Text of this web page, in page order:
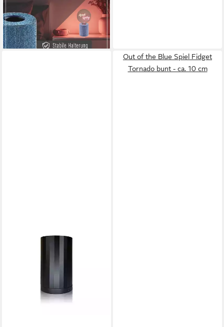
Tischleuchte SOCLE LAMPE
DE TABLE GLITTER BLUE
69,00 €
lieferbar - in 2-3 Werktagen bei dir
Out of the Blue Spiel Fidget
Tornado bunt - ca. 10 cm